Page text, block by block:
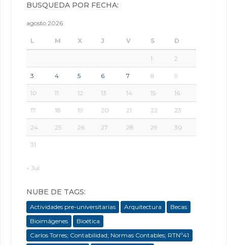
BÚSQUEDA POR FECHA:
agosto 2026
L M X J V S D
1 2
3 4 5 6 7 8 9
10 11 12 13 14 15 16
17 18 19 20 21 22 23
24 25 26 27 28 29 30
31
« Jul
NUBE DE TAGS:
Actividades pre-universitarias Arquitectura
Becas
Bioimágenes
Bioética
Carlos Torres; Contabilidad; Normas Contables; RTNº41